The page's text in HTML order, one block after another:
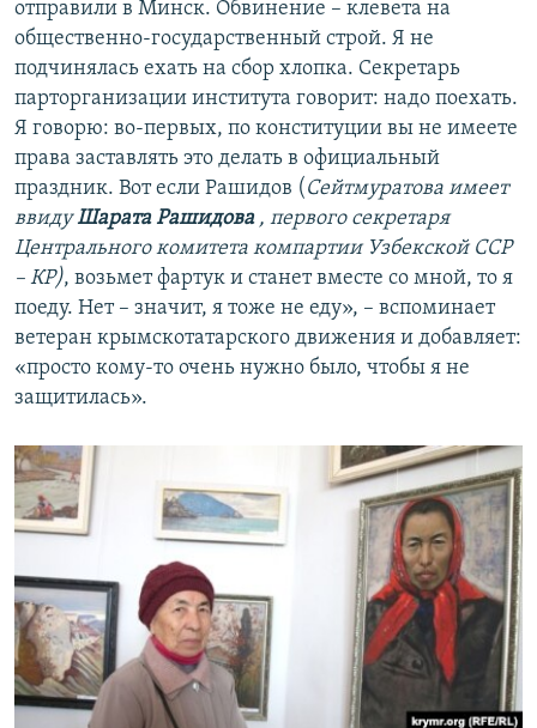
отправили в Минск. Обвинение – клевета на
общественно-государственный строй. Я не
подчинялась ехать на сбор хлопка. Секретарь
парторганизации института говорит: надо поехать.
Я говорю: во-первых, по конституции вы не имеете
права заставлять это делать в официальный
праздник. Вот если Рашидов ( Сейтмуратова имеет
ввидуШарата Рашидова, первого секретаря
Центрального комитета компартии Узбекской ССР
– КР), возьмет фартук и станет вместе со мной, то я
поеду. Нет – значит, я тоже не еду», – вспоминает
ветеран крымскотатарского движения и добавляет:
«просто кому-то очень нужно было, чтобы я не
защитилась».